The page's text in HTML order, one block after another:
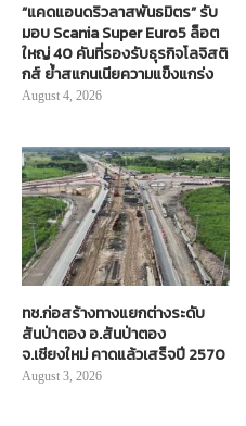
“แคดแอนดริวลาสพันธมิตร” รับ
มอบ Scania Super Euro5 ล็อต
ใหญ่ 40 คันที่รองรับธุรกิจโลจิสติ
กส์ ย้ำสแกนเนียความแข็งแกร่ง
August 4, 2026
ทช.ก่อสร้างทางแยกต่างระดับ
สันป่าตอง อ.สันป่าตอง
จ.เชียงใหม่ คาดแล้วเสร็จปี 2570
August 3, 2026